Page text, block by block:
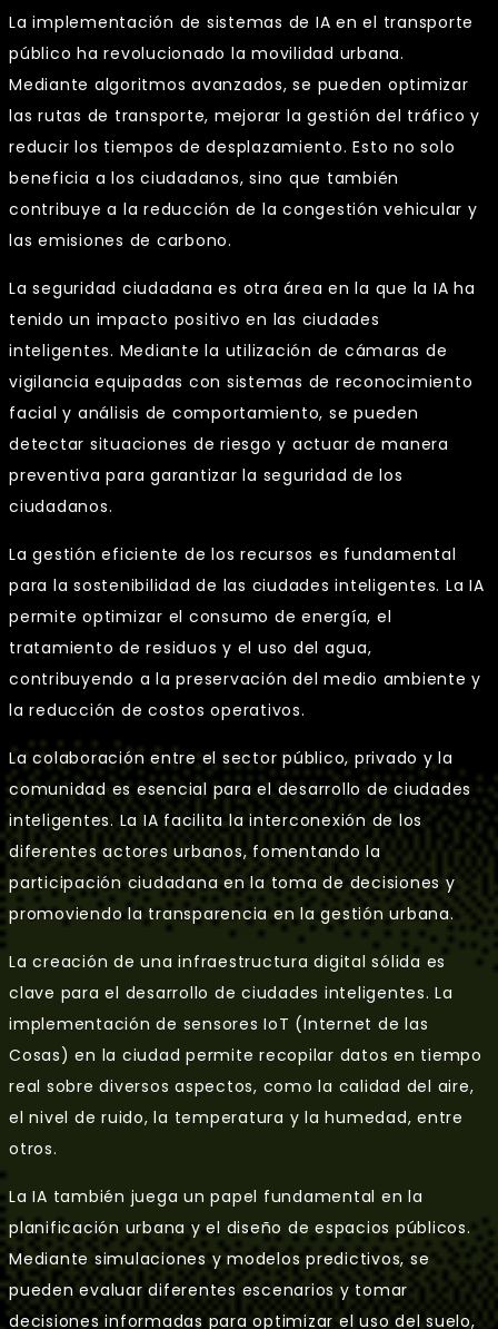
La implementación de sistemas de IA en el transporte
público ha revolucionado la movilidad urbana.
Mediante algoritmos avanzados, se pueden optimizar
las rutas de transporte, mejorar la gestión del tráfico y
reducir los tiempos de desplazamiento. Esto no solo
beneficia a los ciudadanos, sino que también
contribuye a la reducción de la congestión vehicular y
las emisiones de carbono.
La seguridad ciudadana es otra área en la que la IA ha
tenido un impacto positivo en las ciudades
inteligentes. Mediante la utilización de cámaras de
vigilancia equipadas con sistemas de reconocimiento
facial y análisis de comportamiento, se pueden
detectar situaciones de riesgo y actuar de manera
preventiva para garantizar la seguridad de los
ciudadanos.
La gestión eficiente de los recursos es fundamental
para la sostenibilidad de las ciudades inteligentes. La IA
permite optimizar el consumo de energía, el
tratamiento de residuos y el uso del agua,
contribuyendo a la preservación del medio ambiente y
la reducción de costos operativos.
La colaboración entre el sector público, privado y la
comunidad es esencial para el desarrollo de ciudades
inteligentes. La IA facilita la interconexión de los
diferentes actores urbanos, fomentando la
participación ciudadana en la toma de decisiones y
promoviendo la transparencia en la gestión urbana.
La creación de una infraestructura digital sólida es
clave para el desarrollo de ciudades inteligentes. La
implementación de sensores IoT (Internet de las
Cosas) en la ciudad permite recopilar datos en tiempo
real sobre diversos aspectos, como la calidad del aire,
el nivel de ruido, la temperatura y la humedad, entre
otros.
La IA también juega un papel fundamental en la
planificación urbana y el diseño de espacios públicos.
Mediante simulaciones y modelos predictivos, se
pueden evaluar diferentes escenarios y tomar
decisiones informadas para optimizar el uso del suelo,